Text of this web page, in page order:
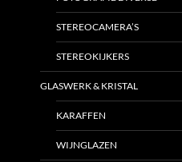
STEREOCAMERA’S
STEREOKIJKERS
GLASWERK & KRISTAL
KARAFFEN
WIJNGLAZEN